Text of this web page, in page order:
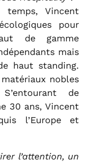
temps, Vincent
pour
de gamme
mais
haut standing.
nobles
de
30 ans, Vincent
l’Europe et
l’attention, un